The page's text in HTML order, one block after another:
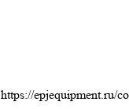
https://epjequipment.ru/